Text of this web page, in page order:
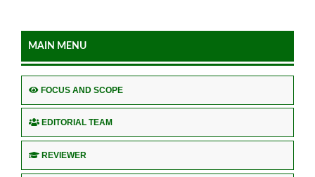
MAIN MENU
FOCUS AND SCOPE
EDITORIAL TEAM
REVIEWER